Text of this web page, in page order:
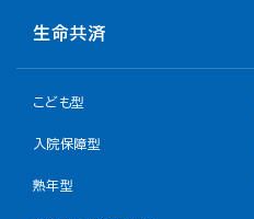
生命共済
こども型
入院保障型
熟年型